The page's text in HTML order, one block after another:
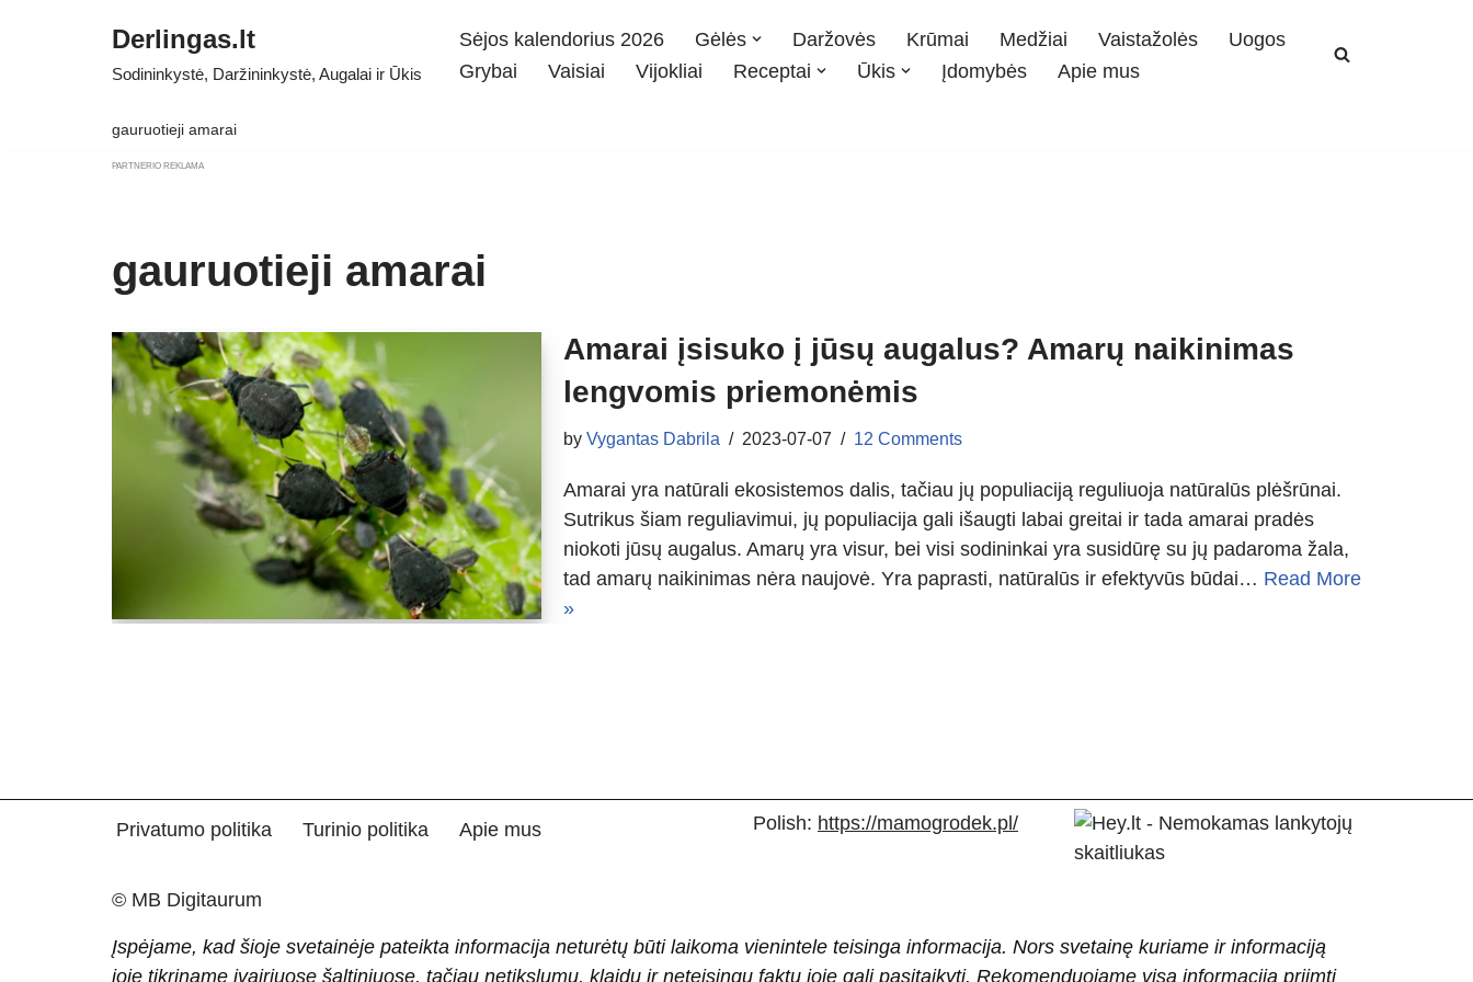
Derlingas.lt
Sodininkystė, Daržininkystė, Augalai ir Ūkis
Sėjos kalendorius 2026 Gėlės Daržovės Krūmai Medžiai Vaistažolės
Uogos
Grybai
Vaisiai Vijokliai Receptai Ūkis Įdomybės Apie mus
gauruotieji amarai
PARTNERIO REKLAMA
gauruotieji amarai
Amarai įsisuko į jūsų augalus? Amarų naikinimas
lengvomis priemonėmis
by Vygantas Dabrila 2023-07-07 12 Comments
Amarai yra natūrali ekosistemos dalis, tačiau jų populiaciją reguliuoja natūralūs plėšrūnai.
Sutrikus šiam reguliavimui, jų populiacija gali išaugti labai greitai ir tada amarai pradės
niokoti jūsų augalus. Amarų yra visur, bei visi sodininkai yra susidūrę su jų padaroma žala,
tad amarų naikinimas nėra naujovė. Yra paprasti, natūralūs ir efektyvūs būdai… Read More
»
Privatumo politika Turinio politika Apie mus Polish: https://mamogrodek.pl/
© MB Digitaurum
Įspėjame, kad šioje svetainėje pateikta informacija neturėtų būti laikoma vienintele teisinga informacija. Nors svetainę kuriame ir informaciją
joje tikriname įvairiuose šaltiniuose, tačiau netikslumų, klaidų ir neteisingų faktų joje gali pasitaikyti. Rekomenduojame visą informaciją priimti